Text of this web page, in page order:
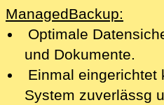
ManagedBackup:
Optimale
und Dokumente.
Einmal eingerichtet
System zuverlässg